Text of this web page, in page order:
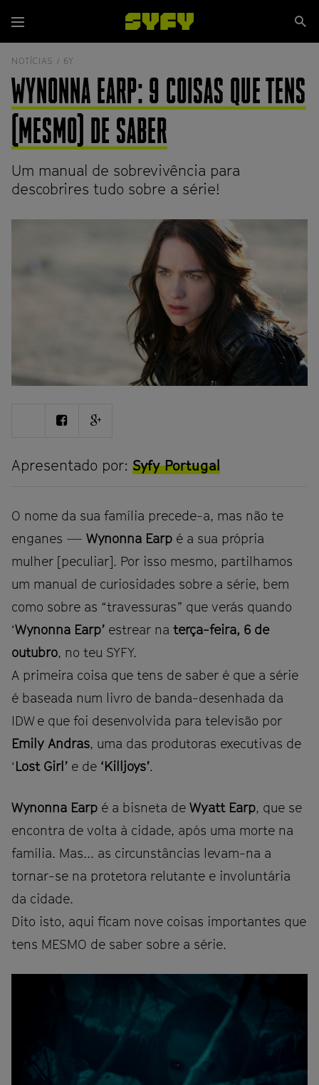
para
o
conteúdo
Menu
NOTÍCIAS / 6Y
WYNONNA EARP: 9 COISAS QUE TENS
(MESMO) DE SABER
Um manual de sobrevivência para
descobrires tudo sobre a série!
ShareShare Share
plus
Apresentado por: Syfy Portugal
O nome da sua família precede-a, mas não te
enganes — Wynonna Earp é a sua própria
mulher [peculiar]. Por isso mesmo, partilhamos
um manual de curiosidades sobre a série, bem
como sobre as “travessuras” que verás quando
‘Wynonna Earp’ estrear na terça-feira, 6 de
outubro, no teu SYFY.
A primeira coisa que tens de saber é que a série
é baseada num livro de banda-desenhada da
IDW e que foi desenvolvida para televisão por
Emily Andras, uma das produtoras executivas de
‘Lost Girl’ e de ‘Killjoys’.
Wynonna Earp é a bisneta de Wyatt Earp, que se
encontra de volta à cidade, após uma morte na
família. Mas... as circunstâncias levam-na a
tornar-se na protetora relutante e involuntária
da cidade.
Dito isto, aqui ficam nove coisas importantes que
tens MESMO de saber sobre a série.